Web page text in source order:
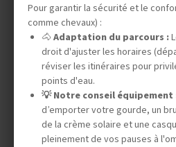
Safaris à
Séjours en ranch en
Chevauchées
Expéditions en
Pour garantir la sécurité et le
comme chevaux) :
🐴 Adaptation du parcours :
droit d'ajuster les horaires
réviser les itinéraires pour
points d'eau.
💡 Notre conseil équipement
d’emporter votre gourde, un
de la crème solaire et une
pleinement de vos pauses à